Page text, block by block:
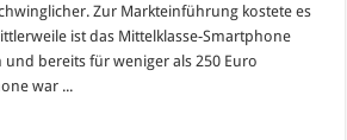
Zur Markteinführung kostete es
ist das Mittelklasse-Smartphone
und bereits für weniger als 250 Euro
war ...